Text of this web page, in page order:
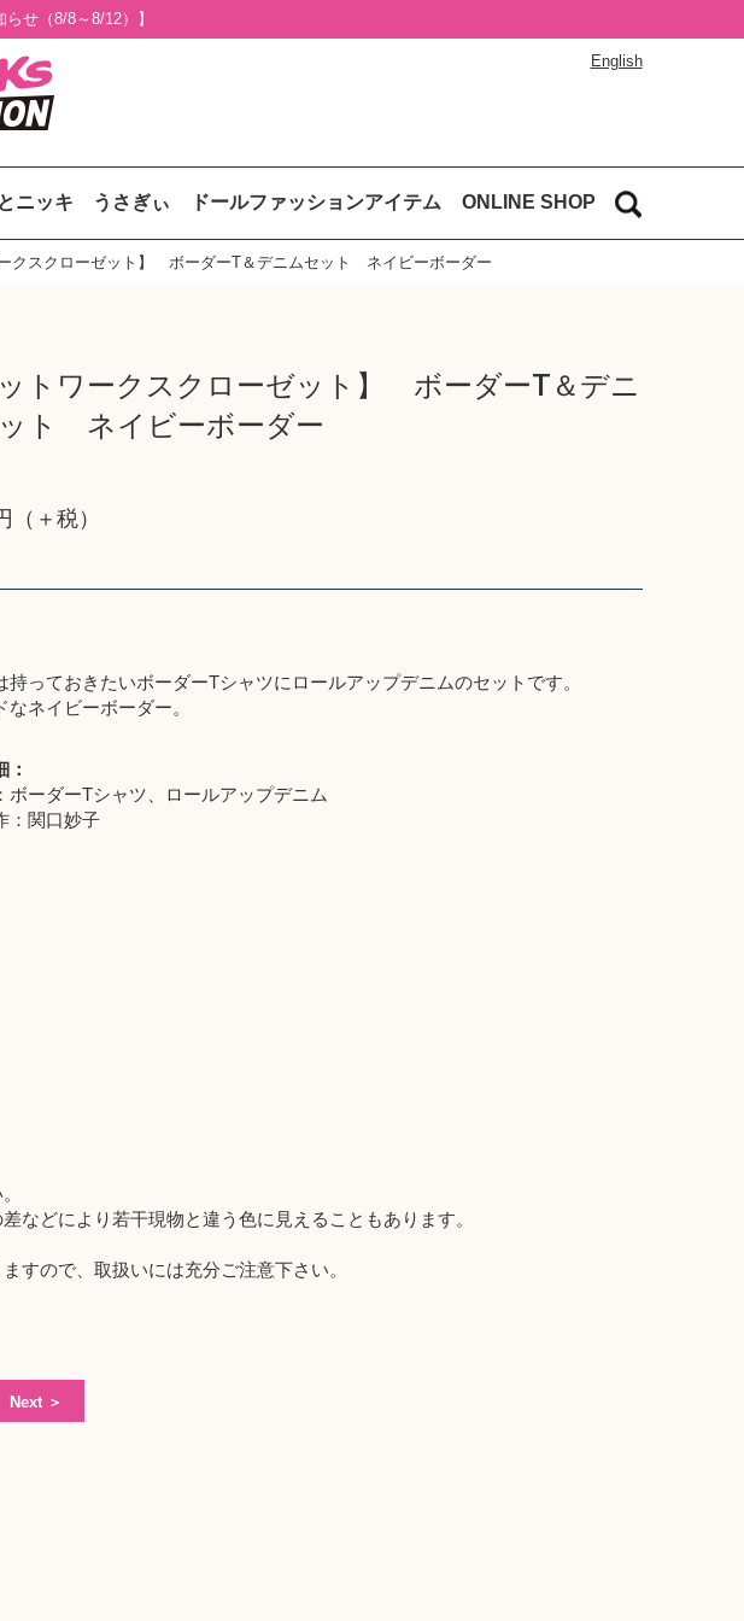
らせ（8/8～8/12）】
English
ニッキ うさぎぃ ドールファッションアイテム ONLINE SHOP
ークスクローゼット】 ボーダーT＆デニムセット ネイビーボーダー
ットワークスクローゼット】 ボーダーT＆デニ
ト ネイビーボーダー
（＋税）
持っておきたいボーダーTシャツにロールアップデニムのセットです。
なネイビーボーダー。
：
ボーダーTシャツ、ロールアップデニム
：関口妙子
どにより若干現物と違う色に見えることもあります。
すので、取扱いには充分ご注意下さい。
Next ＞